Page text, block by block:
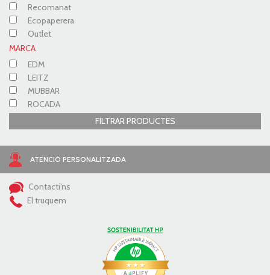
Recomanat
Ecopaperera
Outlet
MARCA
EDM
LEITZ
MUBBAR
ROCADA
FILTRAR PRODUCTES
ATENCIÓ PERSONALITZADA
Contacti'ns
El truquem